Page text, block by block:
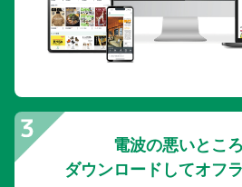
電波の悪いとこ
ダウンロードしてオフ